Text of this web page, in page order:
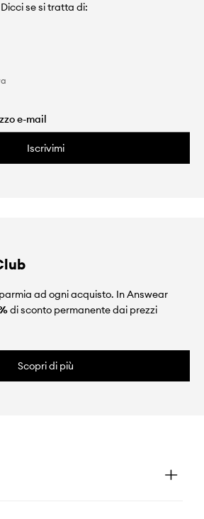
se si tratta di:
Iscrivimi
ad ogni acquisto. In Answear
di sconto permanente dai prezzi
Scopri di più